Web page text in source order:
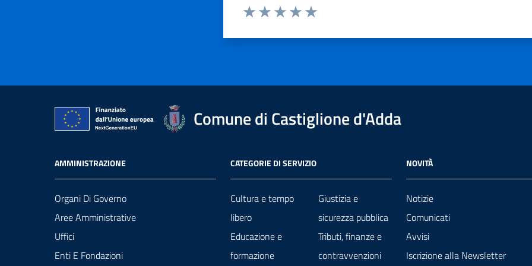
Comune di Castiglione d'Adda
AMMINISTRAZIONE
Organi Di Governo
Aree Amministrative
Uffici
Enti E Fondazioni
CATEGORIE DI SERVIZIO
Cultura e tempo
libero
Educazione e
formazione
Giustizia e
sicurezza pubblica
Tributi, finanze e
contravvenzioni
NOVITÀ
Notizie
Comunicati
Avvisi
Iscrizione alla Newsletter